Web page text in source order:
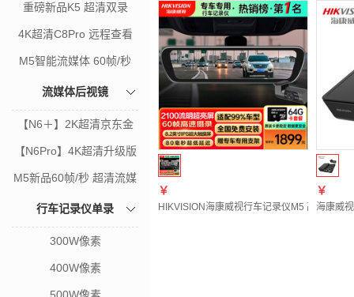
重磅新品K5 超清双录
4K超清C8Pro 远程查看
M5智能流媒体 60帧/秒
流媒体后视镜
【N6＋】2K超清京东金
【N6Pro】4K超清升级版
M5新品60帧/秒 超清流媒
行车记录仪单录
300W像素
400W像素
￥
HIKVISION海康威视行车记录仪M5 高清星光
￥
海康威